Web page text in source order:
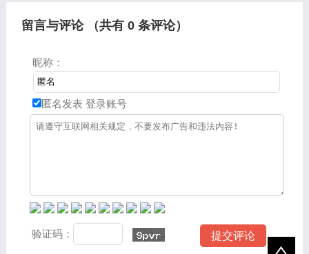
留言与评论 （共有 0条评论）
昵称：
匿名发表 登录账号
验证码：